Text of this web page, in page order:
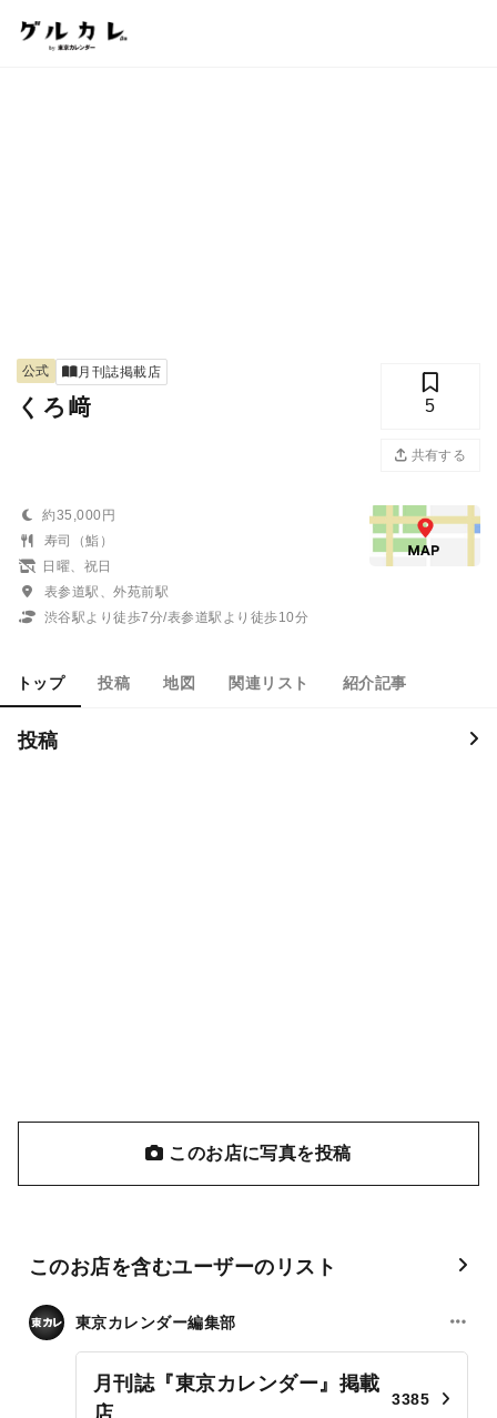
公式 月刊誌掲載店
くろ﨑 5
共有する
約35,000円
寿司（鮨）
日曜、祝日
表参道駅、外苑前駅
渋谷駅より徒歩7分/表参道駅より徒歩10分
トップ 投稿 地図 関連リスト 紹介記事
投稿
このお店に写真を投稿
このお店を含むユーザーのリスト
東京カレンダー編集部
月刊誌『東京カレンダー』掲載
3385